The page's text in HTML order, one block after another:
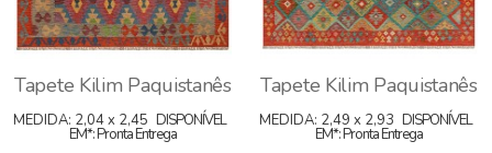
Tapete Kilim Paquistanês
MEDIDA: 2,04 x 2,45 DISPONÍVEL
EM*: Pronta Entrega
Tapete Kilim Paquistanês
MEDIDA: 2,49 x 2,93 DISPONÍVEL
EM*: Pronta Entrega